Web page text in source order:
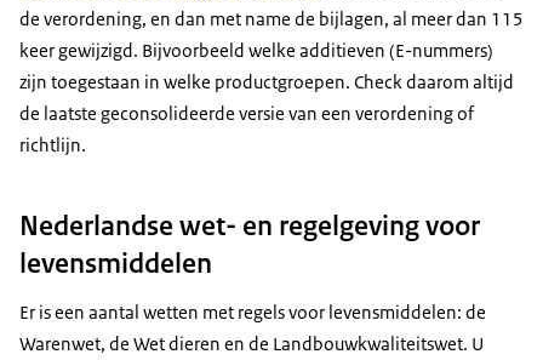
de verordening, en dan met name de bijlagen, al meer dan 115
keer gewijzigd. Bijvoorbeeld welke additieven (E-nummers)
zijn toegestaan in welke productgroepen. Check daarom altijd
de laatste geconsolideerde versie van een verordening of
richtlijn.
Nederlandse wet- en regelgeving voor
levensmiddelen
Er is een aantal wetten met regels voor levensmiddelen: de
Warenwet, de Wet dieren en de Landbouwkwaliteitswet. U